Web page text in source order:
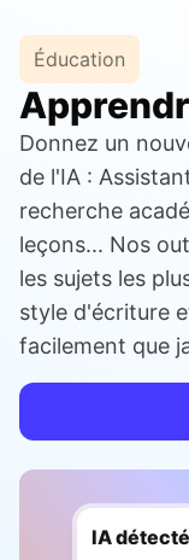
Éducation
Donnez un
de l'IA :
recherche
leçons... Nos
les sujets les
style d'écriture
facilement que
IA